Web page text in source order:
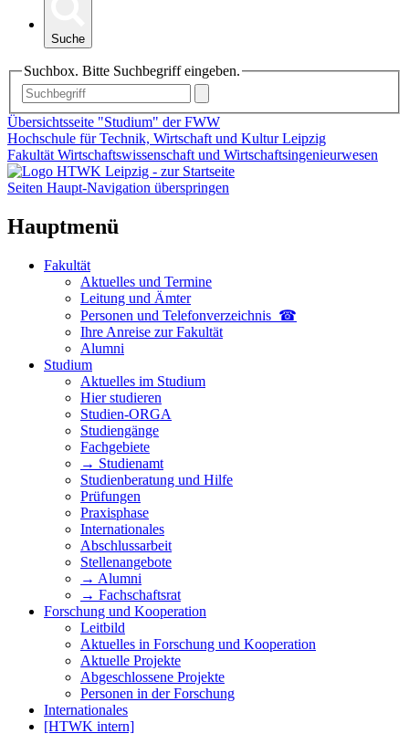
Suche
Suchbox. Bitte Suchbegriff eingeben.
Übersichtsseite "Studium" der FWW
Hochschule für Technik, Wirtschaft und Kultur Leipzig
Fakultät Wirtschaftswissenschaft und Wirtschaftsingenieurwesen
Seiten Haupt-Navigation überspringen
Hauptmenü
Fakultät
Aktuelles und Termine
Leitung und Ämter
Personen und Telefon­verzeichnis ☎
Ihre Anreise zur Fakultät
Alumni
Studium
Aktuelles im Studium
Hier studieren
Studien-ORGA
Studiengänge
Fachgebiete
→ Studienamt
Studienberatung und Hilfe
Prüfungen
Praxisphase
Internationales
Abschlussarbeit
Stellenangebote
→ Alumni
→ Fachschaftsrat
Forschung und Kooperation
Leitbild
Aktuelles in Forschung und Kooperation
Aktuelle Projekte
Abgeschlossene Projekte
Personen in der Forschung
Internationales
[HTWK intern]